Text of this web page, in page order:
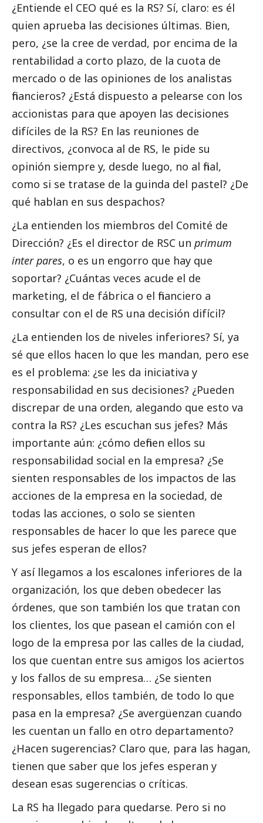
¿Entiende el CEO qué es la RS? Sí, claro: es él
quien aprueba las decisiones últimas. Bien,
pero, ¿se la cree de verdad, por encima de la
rentabilidad a corto plazo, de la cuota de
mercado o de las opiniones de los analistas
financieros? ¿Está dispuesto a pelearse con los
accionistas para que apoyen las decisiones
difíciles de la RS? En las reuniones de
directivos, ¿convoca al de RS, le pide su
opinión siempre y, desde luego, no al final,
como si se tratase de la guinda del pastel? ¿De
qué hablan en sus despachos?
¿La entienden los miembros del Comité de
Dirección? ¿Es el director de RSC un primum
inter pares, o es un engorro que hay que
soportar? ¿Cuántas veces acude el de
marketing, el de fábrica o el financiero a
consultar con el de RS una decisión difícil?
¿La entienden los de niveles inferiores? Sí, ya
sé que ellos hacen lo que les mandan, pero ese
es el problema: ¿se les da iniciativa y
responsabilidad en sus decisiones? ¿Pueden
discrepar de una orden, alegando que esto va
contra la RS? ¿Les escuchan sus jefes? Más
importante aún: ¿cómo definen ellos su
responsabilidad social en la empresa? ¿Se
sienten responsables de los impactos de las
acciones de la empresa en la sociedad, de
todas las acciones, o solo se sienten
responsables de hacer lo que les parece que
sus jefes esperan de ellos?
Y así llegamos a los escalones inferiores de la
organización, los que deben obedecer las
órdenes, que son también los que tratan con
los clientes, los que pasean el camión con el
logo de la empresa por las calles de la ciudad,
los que cuentan entre sus amigos los aciertos
y los fallos de su empresa… ¿Se sienten
responsables, ellos también, de todo lo que
pasa en la empresa? ¿Se avergüenzan cuando
les cuentan un fallo en otro departamento?
¿Hacen sugerencias? Claro que, para las hagan,
tienen que saber que los jefes esperan y
desean esas sugerencias o críticas.
La RS ha llegado para quedarse. Pero si no